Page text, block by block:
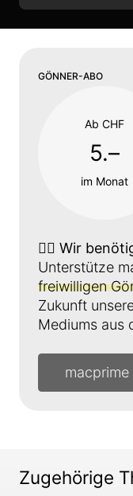
GÖNNER-ABO
Ab CHF
5.–
im Monat
👉🏼 Wir
Unterstütze
freiwilligen
Zukunft
Mediums aus
Zugehörige